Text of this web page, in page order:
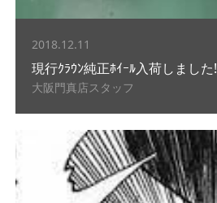
2018.12.11
現行ｸﾗｳﾝ純正ﾎｲｰﾙ入荷しました!
大阪門真店スタッフ